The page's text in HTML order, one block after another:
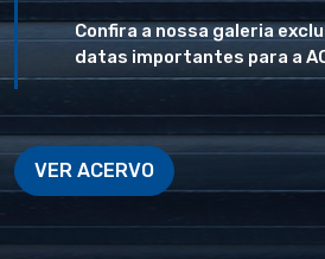
Confira a nossa galeria
datas importantes para a
VER ACERVO